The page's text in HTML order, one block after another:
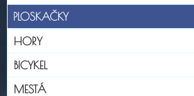
PLOSKAČKY
HORY
BICYKEL
MESTÁ